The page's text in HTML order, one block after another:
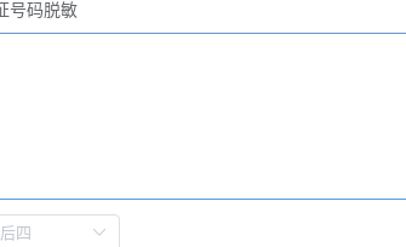
号码脱敏